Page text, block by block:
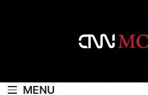
MENU